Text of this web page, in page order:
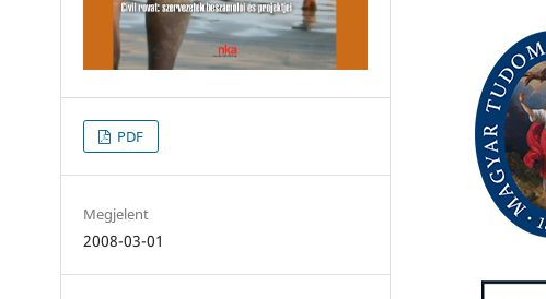
PDF
Megjelent
2008-03-01